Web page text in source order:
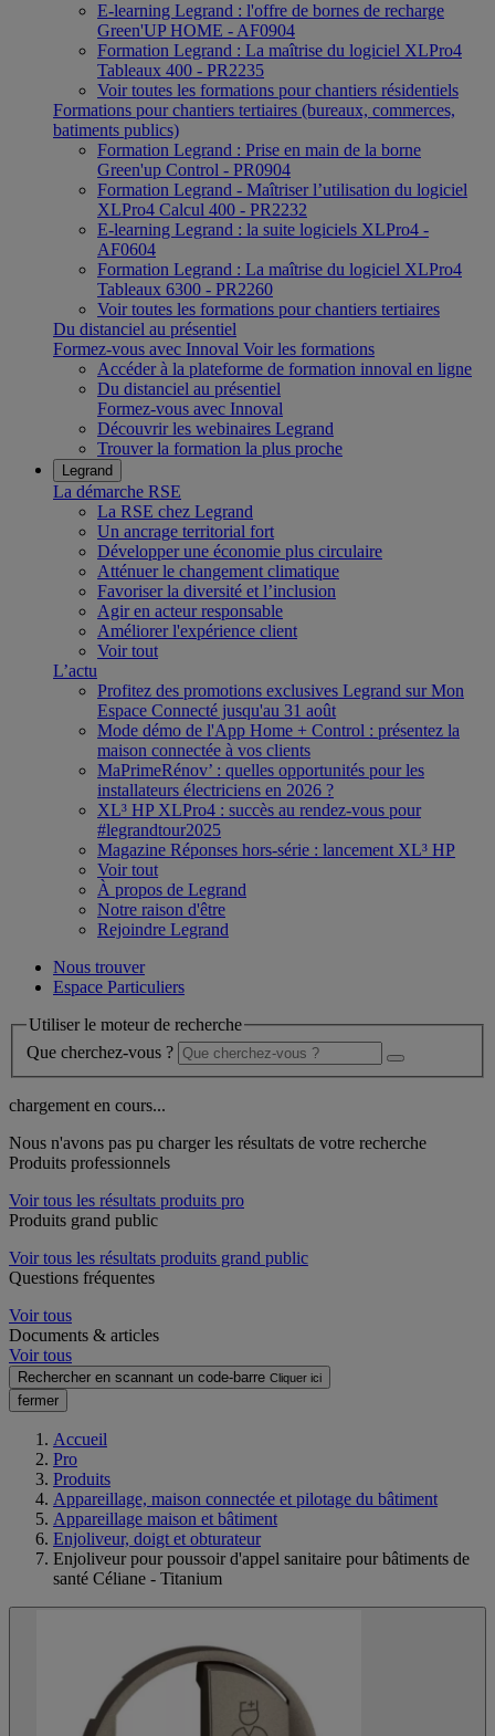
E-learning Legrand : l'offre de bornes de recharge
Green'UP HOME - AF0904
Formation Legrand : La maîtrise du logiciel XLPro4
Tableaux 400 - PR2235
Voir toutes les formations pour chantiers résidentiels
Formations pour chantiers tertiaires (bureaux, commerces,
batiments publics)
Formation Legrand : Prise en main de la borne
Green'up Control - PR0904
Formation Legrand - Maîtriser l’utilisation du logiciel
XLPro4 Calcul 400 - PR2232
E-learning Legrand : la suite logiciels XLPro4 -
AF0604
Formation Legrand : La maîtrise du logiciel XLPro4
Tableaux 6300 - PR2260
Voir toutes les formations pour chantiers tertiaires
Du distanciel au présentiel
Formez-vous avec Innoval Voir les formations
Accéder à la plateforme de formation innoval en ligne
Du distanciel au présentiel
Formez-vous avec Innoval
Découvrir les webinaires Legrand
Trouver la formation la plus proche
Legrand
La démarche RSE
La RSE chez Legrand
Un ancrage territorial fort
Développer une économie plus circulaire
Atténuer le changement climatique
Favoriser la diversité et l’inclusion
Agir en acteur responsable
Améliorer l'expérience client
Voir tout
L’actu
Profitez des promotions exclusives Legrand sur Mon
Espace Connecté jusqu'au 31 août
Mode démo de l'App Home + Control : présentez la
maison connectée à vos clients
MaPrimeRénov’ : quelles opportunités pour les
installateurs électriciens en 2026 ?
XL³ HP XLPro4 : succès au rendez-vous pour
#legrandtour2025
Magazine Réponses hors-série : lancement XL³ HP
Voir tout
À propos de Legrand
Notre raison d'être
Rejoindre Legrand
Nous trouver
Espace Particuliers
Utiliser le moteur de recherche
Que cherchez-vous ?
chargement en cours...
Nous n'avons pas pu charger les résultats de votre recherche
Produits professionnels
Voir tous les résultats produits pro
Produits grand public
Voir tous les résultats produits grand public
Questions fréquentes
Voir tous
Documents & articles
Voir tous
Rechercher en scannant un code-barre Cliquer ici
fermer
Accueil
Pro
Produits
Appareillage, maison connectée et pilotage du bâtiment
Appareillage maison et bâtiment
Enjoliveur, doigt et obturateur
Enjoliveur pour poussoir d'appel sanitaire pour bâtiments de
santé Céliane - Titanium